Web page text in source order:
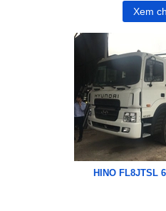
Xem
HINO FL8JTSL